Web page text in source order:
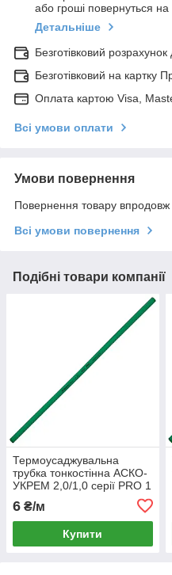
або гроші повернуться на
Детальніше
Безготівковий
Безготівковий на картку
Оплата картою Visa,
Всі умови оплати
Умови повернення
Повернення товару впродовж
Всі умови повернення
Подібні товари компанії
Термоусаджувальна
трубка тонкостінна АСКО-
УКРЕМ 2,0/1,0 серії PRO 1
(A0150040453)
6 ₴/м
Купити